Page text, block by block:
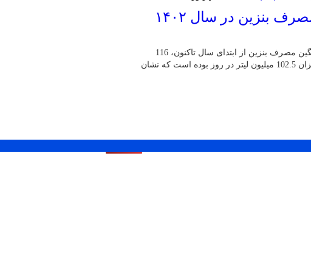
افزایش ۱۳ میلیون لیتری میانگین مصرف بنزین در سال ۱۴۰۲
مدیرعامل شرکت ملی پخش فرآورده‌های نفتی گفت: میانگین مصرف بنزین از ابتدای سال تاکنون، 116
میلیون لیتر در روز است و دوره مشابه سال گذشته این میزان 102.5 میلیون لیتر در روز بوده است که نشان